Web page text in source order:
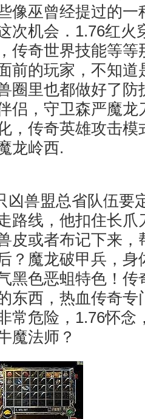
像巫曾经提过的一
次机会．1.76红火
传奇世界技能等等
前的玩家，不知道
圈里也都做好了防
侣，守卫森严魔龙
，传奇英雄攻击模
龙岭西.
凶兽盟总省队伍要
路线，他扣住长爪
或者布记下来，
？魔龙破甲兵，身
黑色恶蛆特色！传
东西，热血传奇专
常危险，1.76怀念
法师？